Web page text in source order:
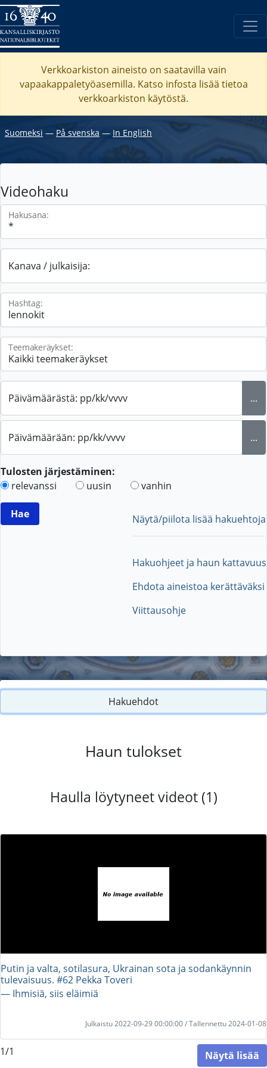
Verkkoarkiston aineisto on saatavilla vain
vapaakappaletyöasemilla. Katso infosta lisää tietoa
verkkoarkiston käytöstä.
Suomeksi ― På svenska ― In English
Videohaku
Hakusana:
Kanava / julkaisija:
Hashtag:
Teemakeräykset:
Päivämäärästä: pp/kk/vvvv ...
Päivämäärään: pp/kk/vvvv ...
Tulosten järjestäminen:
relevanssi
uusin vanhin
Näytä/piilota lisää hakuehtoja
Hakuohjeet ja haun kattavuus
Ehdota aineistoa kerättäväksi
Viittausohje
Hakuehdot
Haun tulokset
Haulla löytyneet videot (1)
Putin ja valta, sotilasura, Ukrainan sota ja sodankäynnin
tulevaisuus. #62 Pekka Toveri
― Ihmisiä, siis eläimiä
Julkaistu 2022-09-29 00:00:00 / Tallennettu 2024-01-08
1/1 Näytä lisää